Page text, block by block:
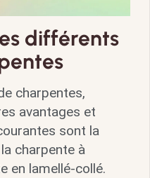
différents
charpentes,
avantages et
sont la
charpente à
en lamellé-collé.